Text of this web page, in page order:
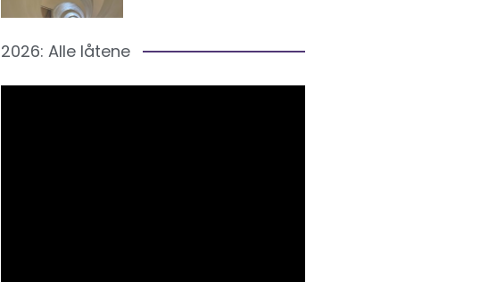
2026: Alle låtene